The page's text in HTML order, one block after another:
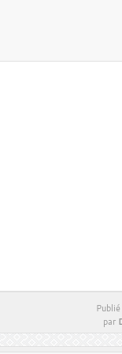
Publié
par